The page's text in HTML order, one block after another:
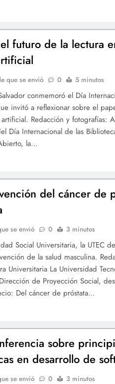
futuro de la lectura
que se envió 0 5 minutos
conmemoró el Día
invitó a reflexionar sobre el
Redacción y fotografías:
Día Internacional de las
la…
del cáncer de
se envió 0 3 minutos
Social Universitaria, la UTEC
de la salud masculina.
Universitaria La Universidad
de Proyección Social,
Del cáncer de próstata…
sobre
en desarrollo de
se envió 0 3 minutos